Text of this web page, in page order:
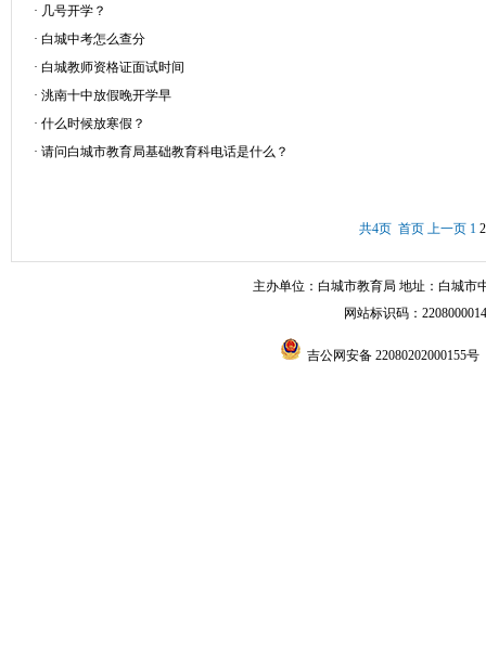
· 几号开学？
· 白城中考怎么查分
· 白城教师资格证面试时间
· 洮南十中放假晚开学早
· 什么时候放寒假？
· 请问白城市教育局基础教育科电话是什么？
共4页 首页 上一页 1 2
主办单位：白城市教育局 地址：白城市
网站标识码：
吉公网安备 22080202000155号